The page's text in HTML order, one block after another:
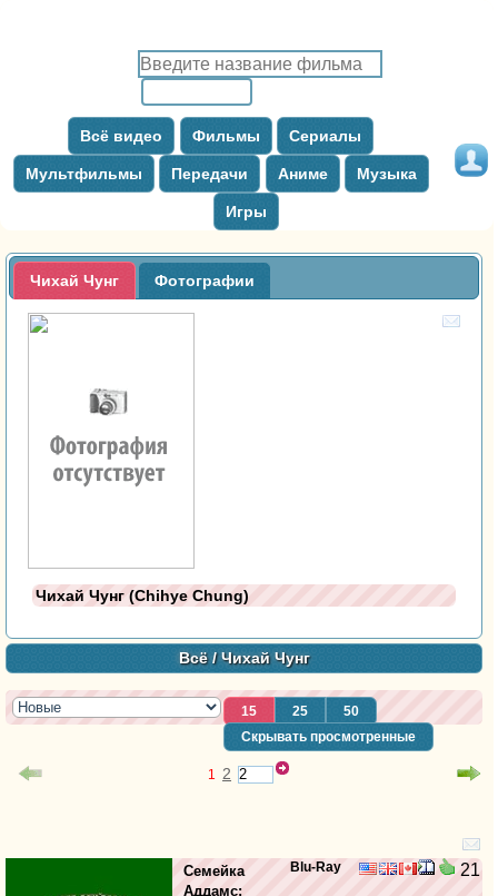
Всё видео Фильмы Сериалы
Мультфильмы Передачи Аниме Музыка
Игры
Чихай Чунг Фотографии
Чихай Чунг (Chihye Chung)
Всё/ Чихай Чунг
15 25
50
Скрывать просмотренные
1 2
Blu-Ray 21
Семейка
Аддамс: